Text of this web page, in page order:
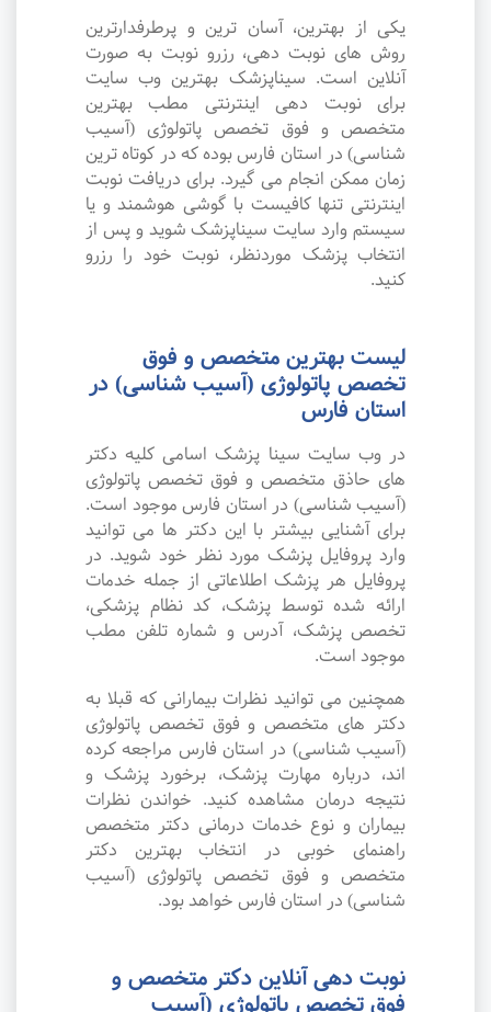
یکی از بهترین، آسان ترین و پرطرفدارترین
روش های نوبت دهی، رزرو نوبت به صورت
آنلاین است. سیناپزشک بهترین وب سایت
برای نوبت دهی اینترنتی مطب بهترین
متخصص و فوق تخصص پاتولوژی (آسیب
شناسی) در استان فارس بوده که در کوتاه ترین
زمان ممکن انجام می گیرد. برای دریافت نوبت
اینترنتی تنها کافیست با گوشی هوشمند و یا
سیستم وارد سایت سیناپزشک شوید و پس از
انتخاب پزشک موردنظر، نوبت خود را رزرو
کنید.
لیست بهترین متخصص و فوق
تخصص پاتولوژی (آسیب شناسی) در
استان فارس
در وب سایت سینا پزشک اسامی کلیه دکتر
های حاذق متخصص و فوق تخصص پاتولوژی
(آسیب شناسی) در استان فارس موجود است.
برای آشنایی بیشتر با این دکتر ها می توانید
وارد پروفایل پزشک مورد نظر خود شوید. در
پروفایل هر پزشک اطلاعاتی از جمله خدمات
ارائه شده توسط پزشک، کد نظام پزشکی،
تخصص پزشک، آدرس و شماره تلفن مطب
موجود است.
همچنین می توانید نظرات بیمارانی که قبلا به
دکتر های متخصص و فوق تخصص پاتولوژی
(آسیب شناسی) در استان فارس مراجعه کرده
اند، درباره مهارت پزشک، برخورد پزشک و
نتیجه درمان مشاهده کنید. خواندن نظرات
بیماران و نوع خدمات درمانی دکتر متخصص
راهنمای خوبی در انتخاب بهترین دکتر
متخصص و فوق تخصص پاتولوژی (آسیب
شناسی) در استان فارس خواهد بود.
نوبت دهی آنلاین دکتر متخصص و
فوق تخصص پاتولوژی (آسیب